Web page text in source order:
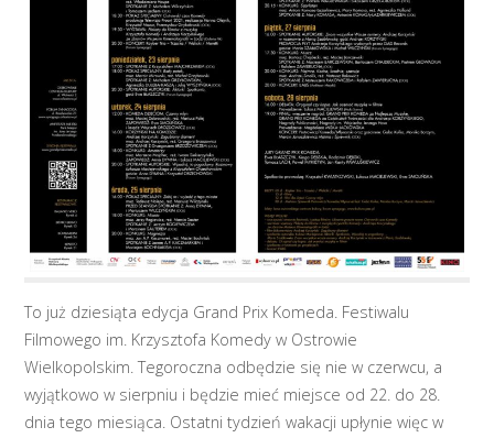
To już dziesiąta edycja Grand Prix Komeda. Festiwalu
Filmowego im. Krzysztofa Komedy w Ostrowie
Wielkopolskim. Tegoroczna odbędzie się nie w czerwcu, a
wyjątkowo w sierpniu i będzie mieć miejsce od 22. do 28.
dnia tego miesiąca. Ostatni tydzień wakacji upłynie więc w